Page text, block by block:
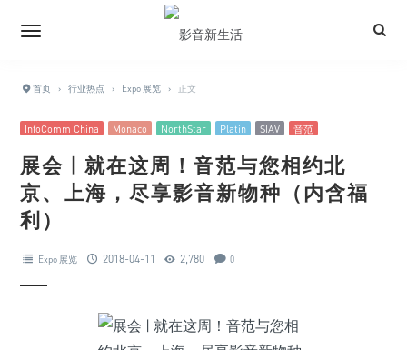
首页 › 行业热点 › Expo 展览 › 正文
InfoComm China Monaco NorthStar Platin SIAV 音范
展会 | 就在这周！音范与您相约北
京、上海，尽享影音新物种（内含福
利）
Expo 展览 2018-04-11 2,780 0